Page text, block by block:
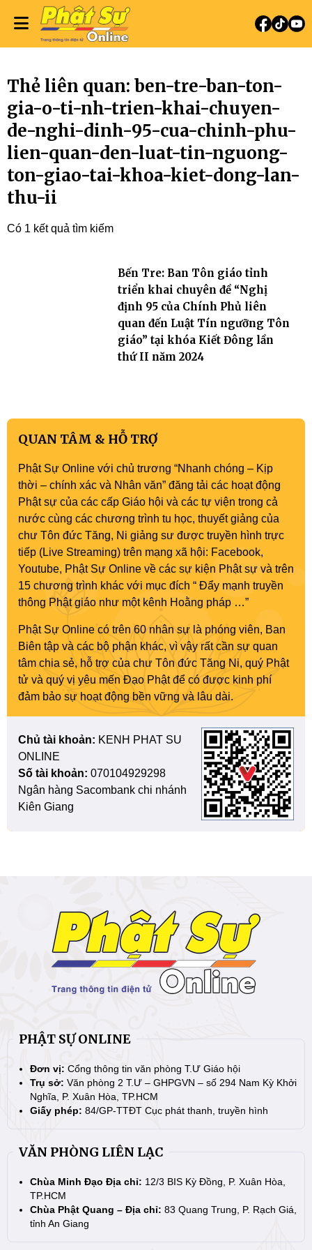
Thẻ liên quan: ben-tre-ban-ton-
gia-o-ti-nh-trien-khai-chuyen-
de-nghi-dinh-95-cua-chinh-phu-
lien-quan-den-luat-tin-nguong-
ton-giao-tai-khoa-kiet-dong-lan-
thu-ii
Có 1 kết quả tìm kiếm
Bến Tre: Ban Tôn giáo tỉnh
triển khai chuyên đề “Nghị
định 95 của Chính Phủ liên
quan đến Luật Tín ngưỡng Tôn
giáo” tại khóa Kiết Đông lần
thứ II năm 2024
QUAN TÂM & HỖ TRỢ
Phật Sự Online với chủ trương “Nhanh chóng – Kịp
thời – chính xác và Nhân văn” đăng tải các hoạt động
Phật sự của các cấp Giáo hội và các tự viện trong cả
nước cùng các chương trình tu học, thuyết giảng của
chư Tôn đức Tăng, Ni giảng sư được truyền hình trực
tiếp (Live Streaming) trên mạng xã hội: Facebook,
Youtube, Phật Sự Online về các sự kiện Phật sự và trên
15 chương trình khác với mục đích “ Đẩy mạnh truyền
thông Phật giáo như một kênh Hoằng pháp …”
Phật Sự Online có trên 60 nhân sự là phóng viên, Ban
Biên tập và các bộ phận khác, vì vậy rất cần sự quan
tâm chia sẻ, hỗ trợ của chư Tôn đức Tăng Ni, quý Phật
tử và quý vị yêu mến Đạo Phật để có được kinh phí
đảm bảo sự hoạt động bền vững và lâu dài.
Chủ tài khoản: KENH PHAT SU
ONLINE
Số tài khoản: 070104929298
Ngân hàng Sacombank chi nhánh
Kiên Giang
PHẬT SỰ ONLINE
Đơn vị: Cổng thông tin văn phòng T.Ư Giáo hội
Trụ sở: Văn phòng 2 T.Ư – GHPGVN – số 294 Nam Kỳ Khởi
Nghĩa, P. Xuân Hòa, TP.HCM
Giấy phép: 84/GP-TTĐT Cục phát thanh, truyền hình
VĂN PHÒNG LIÊN LẠC
Chùa Minh Đạo Địa chỉ: 12/3 BIS Kỳ Đồng, P. Xuân Hòa,
TP.HCM
Chùa Phật Quang – Địa chỉ: 83 Quang Trung, P. Rạch Giá,
tỉnh An Giang